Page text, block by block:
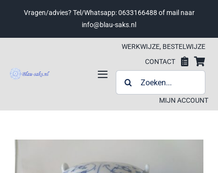
Vragen/advies? Tel/Whatsapp: 0633166488 of mail naar
info@blau-saks.nl
Toggle
Navigation
Wensenlijst Wensenlijst
WERKWIJZE, BESTELWIJZE
CONTACT
NAAR:
MIJN ACCOUNT